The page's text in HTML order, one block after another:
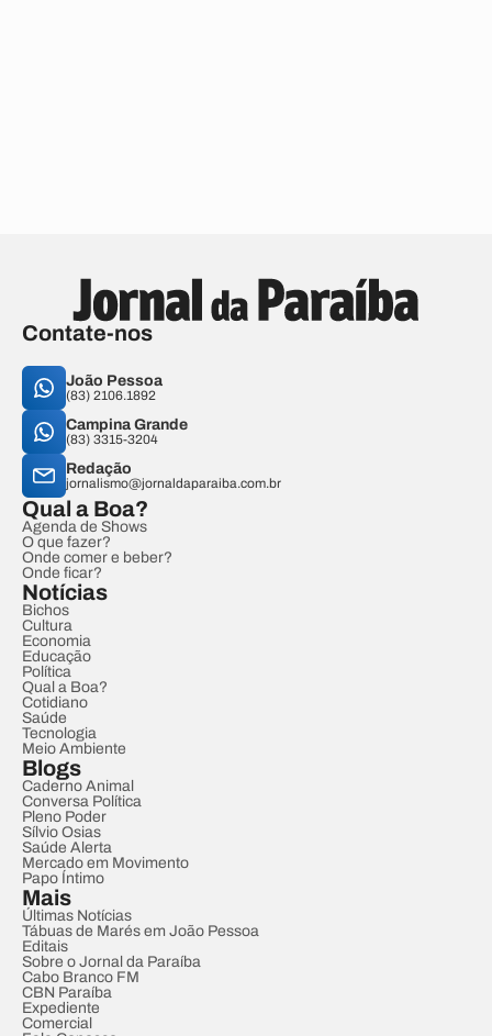
Contate-nos
João Pessoa
(83) 2106.1892
Campina Grande
(83) 3315-3204
Redação
jornalismo@jornaldaparaiba.com.br
Qual a Boa?
Agenda de Shows
O que fazer?
Onde comer e beber?
Onde ficar?
Notícias
Bichos
Cultura
Economia
Educação
Política
Qual a Boa?
Cotidiano
Saúde
Tecnologia
Meio Ambiente
Blogs
Caderno Animal
Conversa Política
Pleno Poder
Sílvio Osias
Saúde Alerta
Mercado em Movimento
Papo Íntimo
Mais
Últimas Notícias
Tábuas de Marés em João Pessoa
Editais
Sobre o Jornal da Paraíba
Cabo Branco FM
CBN Paraíba
Expediente
Comercial